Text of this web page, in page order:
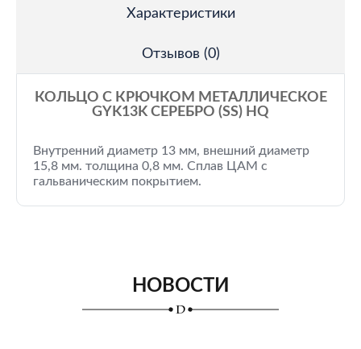
Характеристики
Отзывов (0)
КОЛЬЦО С КРЮЧКОМ МЕТАЛЛИЧЕСКОЕ
GYK13K СЕРЕБРО (SS) HQ
Внутренний диаметр 13 мм, внешний диаметр
15,8 мм. толщина 0,8 мм. Сплав ЦАМ с
гальваническим покрытием.
НОВОСТИ